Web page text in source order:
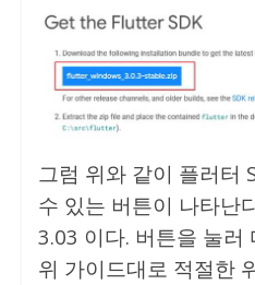
그럼 위와 같이 플러터
수 있는 버튼이 나타난
3.03 이다. 버튼을 눌러
위 가이드대로 적절한